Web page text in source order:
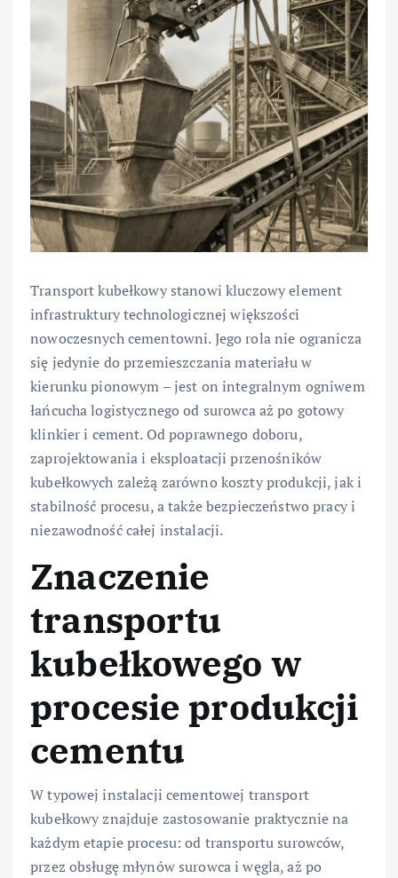
Transport kubełkowy stanowi kluczowy element
infrastruktury technologicznej większości
nowoczesnych cementowni. Jego rola nie ogranicza
się jedynie do przemieszczania materiału w
kierunku pionowym – jest on integralnym ogniwem
łańcucha logistycznego od surowca aż po gotowy
klinkier i cement. Od poprawnego doboru,
zaprojektowania i eksploatacji przenośników
kubełkowych zależą zarówno koszty produkcji, jak i
stabilność procesu, a także bezpieczeństwo pracy i
niezawodność całej instalacji.
Znaczenie
transportu
kubełkowego w
procesie produkcji
cementu
W typowej instalacji cementowej transport
kubełkowy znajduje zastosowanie praktycznie na
każdym etapie procesu: od transportu surowców,
przez obsługę młynów surowca i węgla, aż po